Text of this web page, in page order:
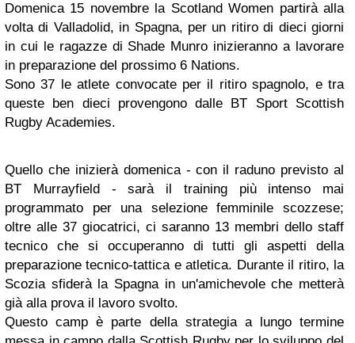
Domenica 15 novembre la Scotland Women partirà alla
volta di Valladolid, in Spagna, per un ritiro di dieci giorni
in cui le ragazze di Shade Munro inizieranno a lavorare
in preparazione del prossimo 6 Nations.
Sono 37 le atlete convocate per il ritiro spagnolo, e tra
queste ben dieci provengono dalle BT Sport Scottish
Rugby Academies.
Quello che inizierà domenica - con il raduno previsto al
BT Murrayfield - sarà il training più intenso mai
programmato per una selezione femminile scozzese;
oltre alle 37 giocatrici, ci saranno 13 membri dello staff
tecnico che si occuperanno di tutti gli aspetti della
preparazione tecnico-tattica e atletica. Durante il ritiro, la
Scozia sfiderà la Spagna in un'amichevole che metterà
già alla prova il lavoro svolto.
Questo camp è parte della strategia a lungo termine